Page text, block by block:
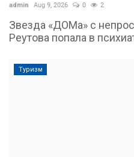
admin Aug 9, 2026 0 2
Звезда «ДОМа» с
Реутова попала в
Туризм